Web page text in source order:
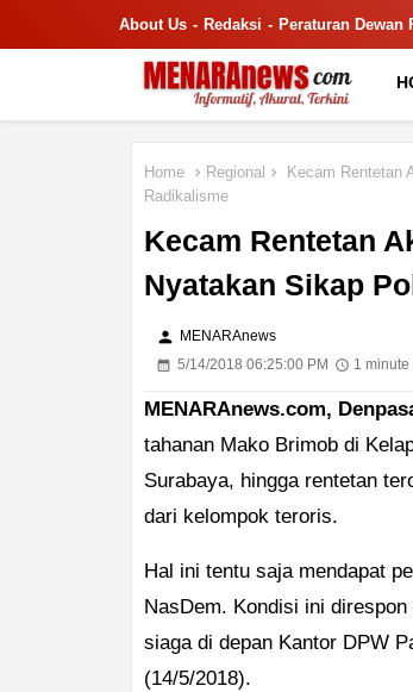
About Us Redaksi Peraturan Dewan
Home Regional
Kecam Rentetan
Radikalisme
Kecam Rentetan
Nyatakan Sikap
person MENARAnews
5/14/2018 06:25:00 PM
1 minute
MENARAnews.com,
tahanan Mako Brimob di
Surabaya, hingga rentetan
dari kelompok teroris.
Hal ini tentu saja mendapat
NasDem. Kondisi ini
siaga di depan Kantor DPW
(14/5/2018).